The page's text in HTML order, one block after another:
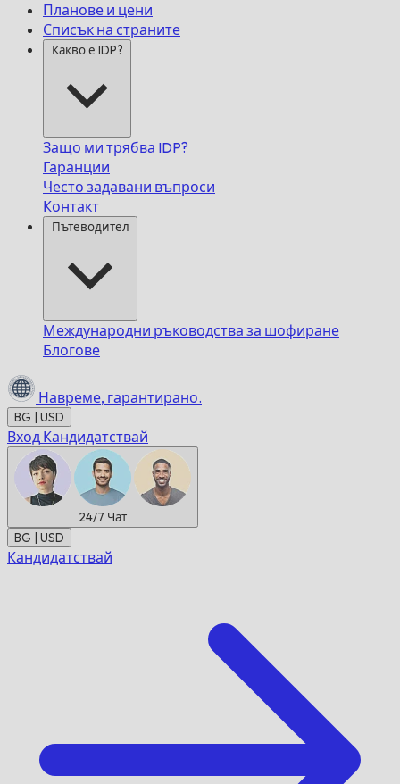
Планове и цени
Списък на страните
Какво е IDP?
Защо ми трябва IDP?
Гаранции
Често задавани въпроси
Контакт
Пътеводител
Международни ръководства за шофиране
Блогове
Навреме, гарантирано.
BG | USD
Вход Кандидатствай
24/7 Чат
BG | USD
Кандидатствай